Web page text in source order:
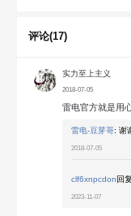
评论(17)
实力至上主义
2018-07-05
雷电官方就是用
雷电-豆芽哥: 谢
2018-07-05
clf6xnpcdon 回复
2023-11-07